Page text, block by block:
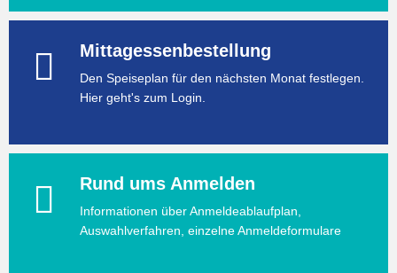
Mittagessenbestellung
Den Speiseplan für den nächsten Monat festlegen.
Hier geht's zum Login.
Rund ums Anmelden
Informationen über Anmeldeablaufplan,
Auswahlverfahren, einzelne Anmeldeformulare